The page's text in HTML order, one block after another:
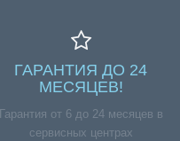
ГАРАНТИЯ ДО 24
МЕСЯЦЕВ!
Гарантия от 6 до 24 месяцев в
сервисных центрах